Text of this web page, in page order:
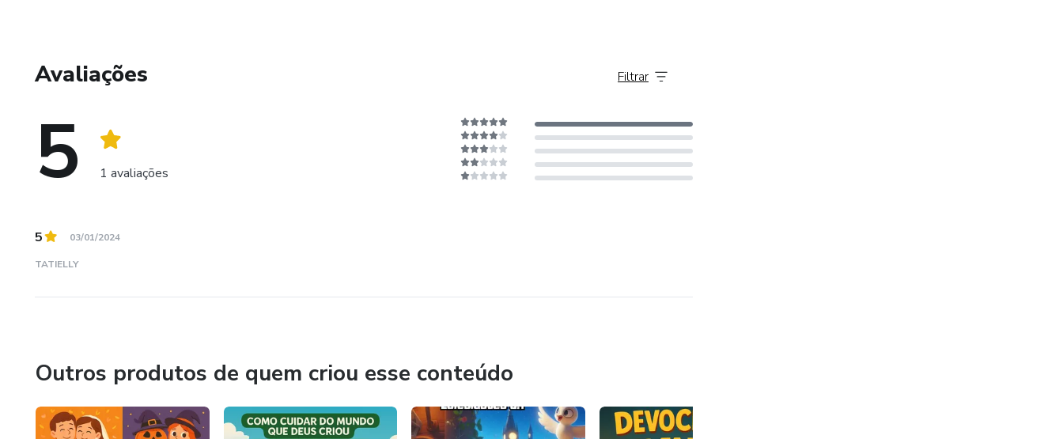
Avaliações
5 1 avaliações
Filtrar
5 03/01/2024
TATIELLY
Outros produtos de quem criou esse conteúdo